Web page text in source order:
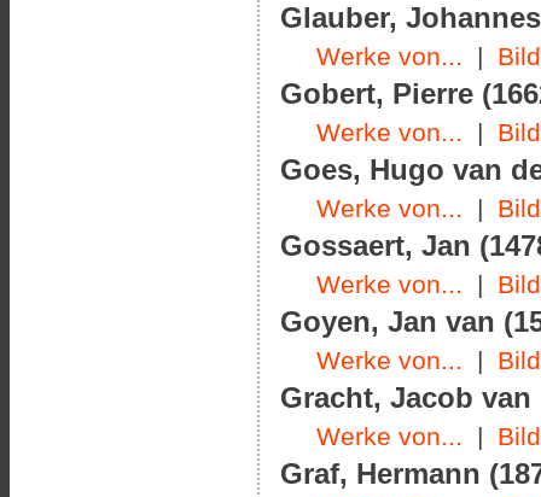
Glauber,
Werke von... |
Gobert, Pierre
Werke von... |
Goes, Hugo van
Werke von... |
Gossaert, Jan
Werke von... |
Goyen, Jan van
Werke von... |
Gracht, Jacob van
Werke von... |
Graf, Hermann